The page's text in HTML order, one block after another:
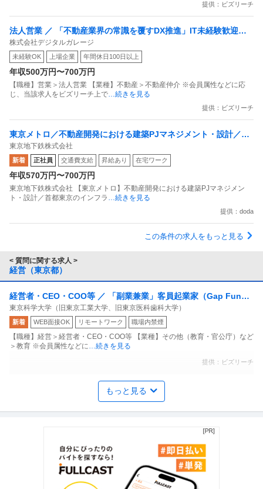
提供：ビズリーチ
法人営業 ／ 「不動産業界の常識を覆すDX推進」IT未経験歓迎／
完全週休2日制（土日祝）で働き方を変える提案営業
株式会社デジタルガレージ
未経験OK 上場企業 年間休日100日以上
年収500万円〜700万円
【職種】営業＞法人営業 【業種】不動産＞不動産仲介 ※会員属性などに応
じ、当該求人をビズリーチ上で…続きを見る
提供：ビズリーチ
東京メトロ／不動産開発における建築PJマネジメント・設計／首
都東京のインフラ直結の不動産開発
東京地下鉄株式会社
新着 正社員 交通費支給 昇給あり 在宅ワーク
年収570万円〜700万円
東京地下鉄株式会社 【東京メトロ】不動産開発における建築PJマネジメン
ト・設計／首都東京のインフラ …続きを見る
提供：doda
この条件の求人をもっと見る
< 質問に関する求人 >
経営（東京都）
経営者・CEO・COO等 ／ 「副業兼業」客員起業家（Gap Fund
Programに採択選抜された研究者の事業化推進チームで創業に向
けた経営パートナー）
東京科学大学（旧東京工業大学、旧東京医科歯科大学）
新着 WEB面接OK リモートワーク 職場内禁煙
【職種】経営＞経営者・CEO・COO等 【業種】その他（教育・官公庁）など
＞教育 ※会員属性などに…続きを見る
提供：ビズリーチ
経理（財務会計） ／ 「経営管理本部／財務担当」欧米豪富裕層向
け文化体験・旅行事業の成長企業経験者歓迎・英語力活かせる・
【職種】管理＞経理（財務会計） 【業種】サービス＞旅行・観光 ※会員属性
提供：ビズリーチ
経営企画・経営戦略 ／ 経営コンサルタント（アカウントパートナ
もっと見る